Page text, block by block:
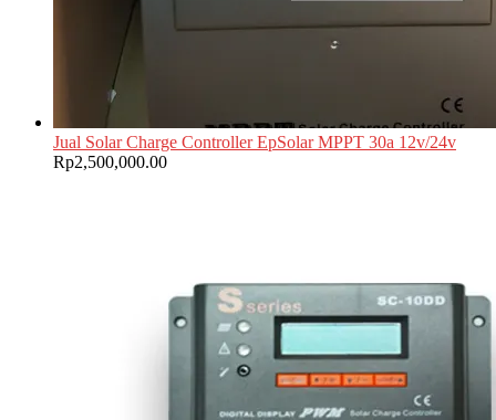
Jual Solar Charge Controller EpSolar MPPT 30a 12v/24v
Rp2,500,000.00